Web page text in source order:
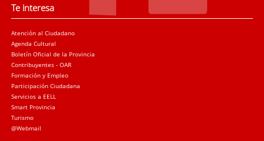
Te interesa
Atención al Ciudadano
Agenda Cultural
Boletín Oficial de la Provincia
Contribuyentes - OAR
Formación y Empleo
Participación Ciudadana
Servicios a EELL
Smart Provincia
Turismo
@Webmail